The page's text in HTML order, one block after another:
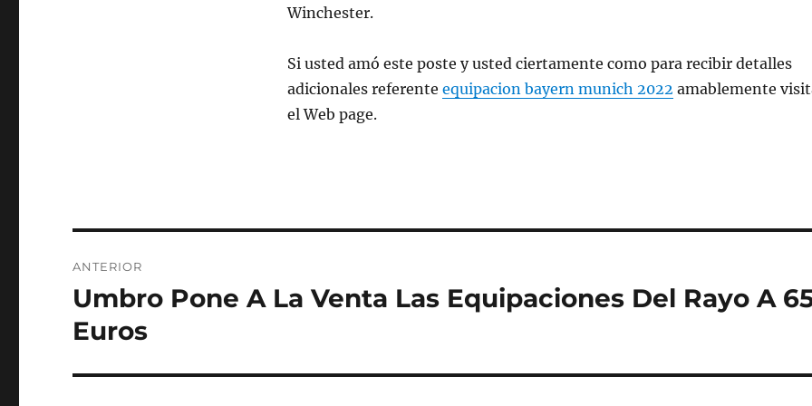
Winchester.
Si usted amó este poste y usted ciertamente como para recibir detalles
adicionales referente equipacion bayern munich 2022 amablemente
el Web page.
de
entradas
ANTERIOR
Entrada
anterior:
Umbro Pone A La Venta Las Equipaciones Del Rayo A
Euros